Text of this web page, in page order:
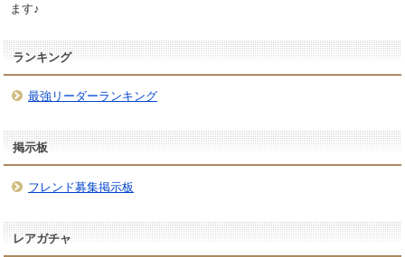
ます♪
ランキング
最強リーダーランキング
掲示板
フレンド募集掲示板
レアガチャ